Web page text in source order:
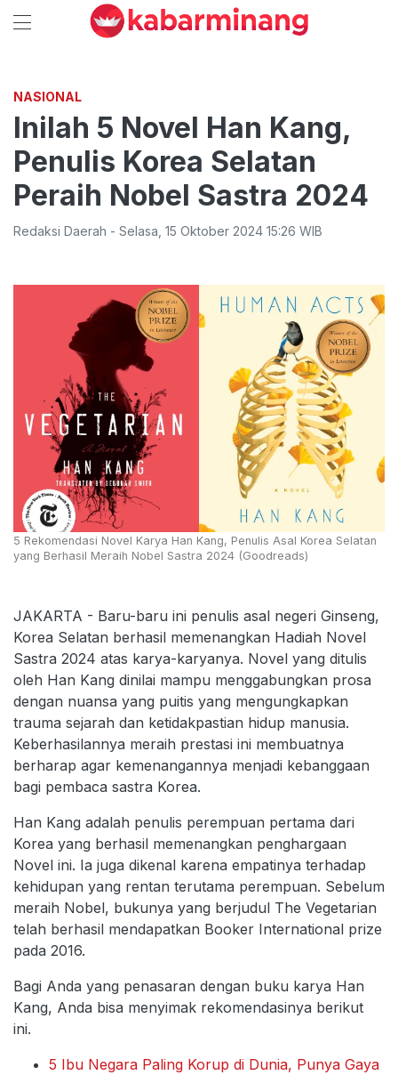
NASIONAL
Inilah 5 Novel Han Kang,
Penulis Korea Selatan
Peraih Nobel Sastra 2024
Redaksi Daerah - Selasa 15 Oktober 2024 15:26 WIB
5 Rekomendasi Novel Karya Han Kang, Penulis Asal Korea Selatan
yang Berhasil Meraih Nobel Sastra 2024 (Goodreads)
JAKARTA - Baru-baru ini penulis asal negeri Ginseng,
Korea Selatan berhasil memenangkan Hadiah Novel
Sastra 2024 atas karya-karyanya. Novel yang ditulis
oleh Han Kang dinilai mampu menggabungkan prosa
dengan nuansa yang puitis yang mengungkapkan
trauma sejarah dan ketidakpastian hidup manusia.
Keberhasilannya meraih prestasi ini membuatnya
berharap agar kemenangannya menjadi kebanggaan
bagi pembaca sastra Korea.
Han Kang adalah penulis perempuan pertama dari
Korea yang berhasil memenangkan penghargaan
Novel ini. Ia juga dikenal karena empatinya terhadap
kehidupan yang rentan terutama perempuan. Sebelum
meraih Nobel, bukunya yang berjudul The Vegetarian
telah berhasil mendapatkan Booker International prize
pada 2016.
Bagi Anda yang penasaran dengan buku karya Han
Kang, Anda bisa menyimak rekomendasinya berikut
ini.
5 Ibu Negara Paling Korup di Dunia, Punya Gaya